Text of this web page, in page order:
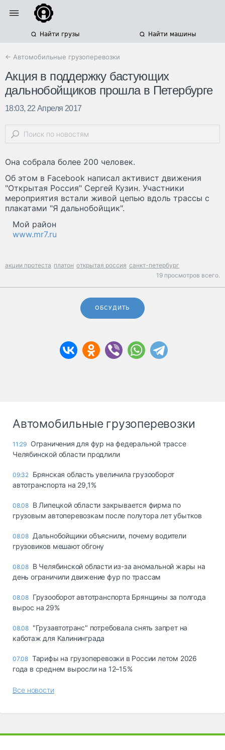
Найти грузы Найти машины
← Автомобильные грузоперевозки
Акция в поддержку бастующих
дальнобойщиков прошла в Петербурге
18:03, 22 Апреля 2017
Она собрала более 200 человек.
Об этом в Facebook написал активист движения
"Открытая Россия" Сергей Кузин. Участники
мероприятия встали живой цепью вдоль трассы с
плакатами "Я дальнобойщик".
Мой район
www.mr7.ru
акции протеста платон открытая россия санкт-петербург
19 просмотров всего.
ОБСУДИТЬ
Автомобильные грузоперевозки
11:29 Ограничения для фур на федеральной трассе
Челябинской области продлили
09:32 Брянская область увеличила грузооборот
автотранспорта на 29,1%
08.08 В Липецкой области закрывается фирма по
грузовым автоперевозкам после полутора лет убытков
08.08 Дальнобойщики объяснили, почему водители
грузовиков мешают обгону
08.08 В Челябинской области из-за аномальной жары на
день ограничили движение фур по трассам
08.08 Грузооборот автотранспорта Брянщины за полгода
вырос на 29%
08.08 "Грузавтотранс" потребовала снять запрет на
каботаж для Калининграда
07.08 Тарифы на грузоперевозки в России летом 2026
года в среднем выросли на 12–15%
Все новости